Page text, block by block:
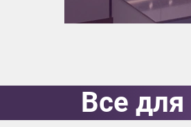
Все